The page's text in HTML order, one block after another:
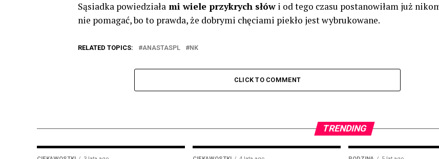
Sąsiadka powiedziała mi wiele przykrych słów i od tego czasu postanowiłam już
nie pomagać, bo to prawda, że dobrymi chęciami piekło jest wybrukowane.
RELATED TOPICS: ANASTASPL NK
CLICK TO COMMENT
TRENDING